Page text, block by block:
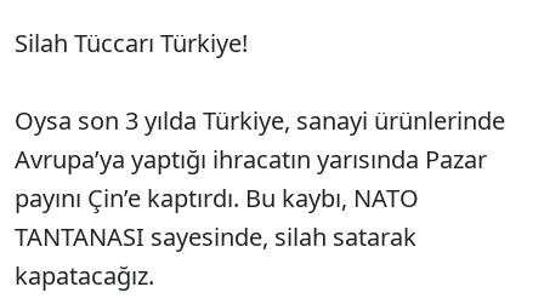
Silah Tüccarı Türkiye!
Oysa son 3 yılda Türkiye, sanayi ürünlerinde
Avrupa’ya yaptığı ihracatın yarısında Pazar
payını Çin’e kaptırdı. Bu kaybı, NATO
TANTANASI sayesinde, silah satarak
kapatacağız.